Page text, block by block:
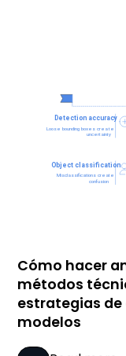
Cómo hacer
métodos
estrategias
modelos